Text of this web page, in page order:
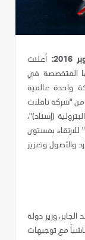
أعلنت
المتخصصة في
واحدة عالمية
"شركة ناقلات
(إسناد)"،
للارتقاء بمستوى
والأصول وتعزيز
وزير دولة
مع توجيهات